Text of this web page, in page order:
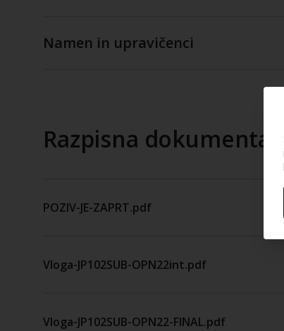
Namen in upravičenci
Razpisna
POZIV-JE-ZAPRT.pdf
Vloga-JP102SUB-OPN22int.pdf
Vloga-JP102SUB-OPN22-FINAL.pdf